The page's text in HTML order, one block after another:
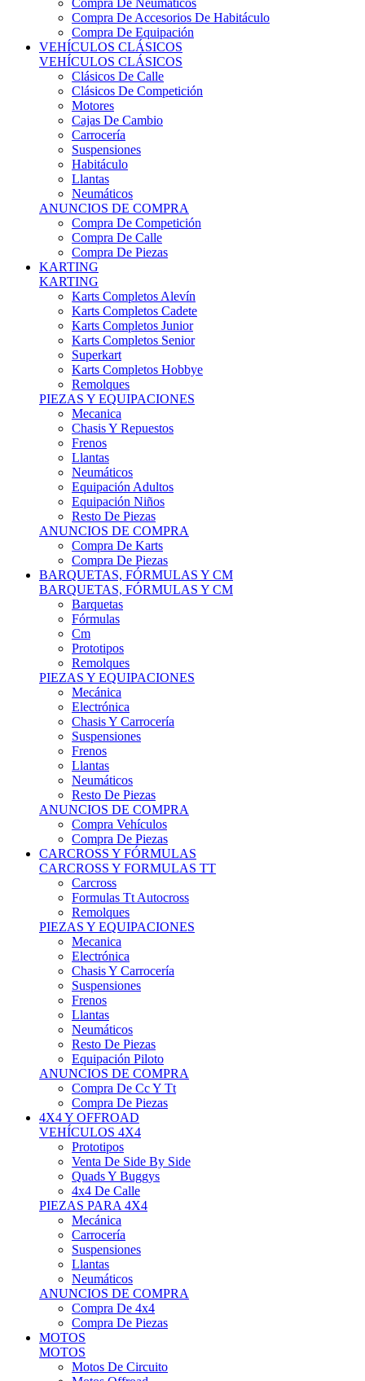
Compra De Neumáticos
Compra De Accesorios De Habitáculo
Compra De Equipación
VEHÍCULOS CLÁSICOS
VEHÍCULOS CLÁSICOS
Clásicos De Calle
Clásicos De Competición
Motores
Cajas De Cambio
Carrocería
Suspensiones
Habitáculo
Llantas
Neumáticos
ANUNCIOS DE COMPRA
Compra De Competición
Compra De Calle
Compra De Piezas
KARTING
KARTING
Karts Completos Alevín
Karts Completos Cadete
Karts Completos Junior
Karts Completos Senior
Superkart
Karts Completos Hobbye
Remolques
PIEZAS Y EQUIPACIONES
Mecanica
Chasis Y Repuestos
Frenos
Llantas
Neumáticos
Equipación Adultos
Equipación Niños
Resto De Piezas
ANUNCIOS DE COMPRA
Compra De Karts
Compra De Piezas
BARQUETAS, FÓRMULAS Y CM
BARQUETAS, FÓRMULAS Y CM
Barquetas
Fórmulas
Cm
Prototipos
Remolques
PIEZAS Y EQUIPACIONES
Mecánica
Electrónica
Chasis Y Carrocería
Suspensiones
Frenos
Llantas
Neumáticos
Resto De Piezas
ANUNCIOS DE COMPRA
Compra Vehículos
Compra De Piezas
CARCROSS Y FÓRMULAS
CARCROSS Y FORMULAS TT
Carcross
Formulas Tt Autocross
Remolques
PIEZAS Y EQUIPACIONES
Mecanica
Electrónica
Chasis Y Carrocería
Suspensiones
Frenos
Llantas
Neumáticos
Resto De Piezas
Equipación Piloto
ANUNCIOS DE COMPRA
Compra De Cc Y Tt
Compra De Piezas
4X4 Y OFFROAD
VEHÍCULOS 4X4
Prototipos
Venta De Side By Side
Quads Y Buggys
4x4 De Calle
PIEZAS PARA 4X4
Mecánica
Carrocería
Suspensiones
Llantas
Neumáticos
ANUNCIOS DE COMPRA
Compra De 4x4
Compra De Piezas
MOTOS
MOTOS
Motos De Circuito